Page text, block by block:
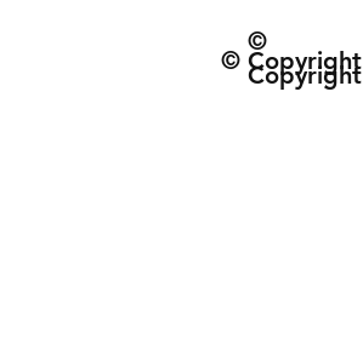
©
Copyright
© Copyright